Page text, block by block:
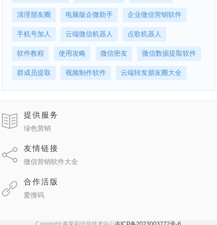
清理朋友圈 电脑版企微助手 企业微信营销软件
手机号加人 云端微信机器人 点歌机器人
软件教程 使用攻略 微信密友 微信数据提取软件
群成员提取 视频制作软件 云端转发朋友圈大全
提供服务
绿色营销
友情链接
微信营销软件大全
合作活版
爱搜码